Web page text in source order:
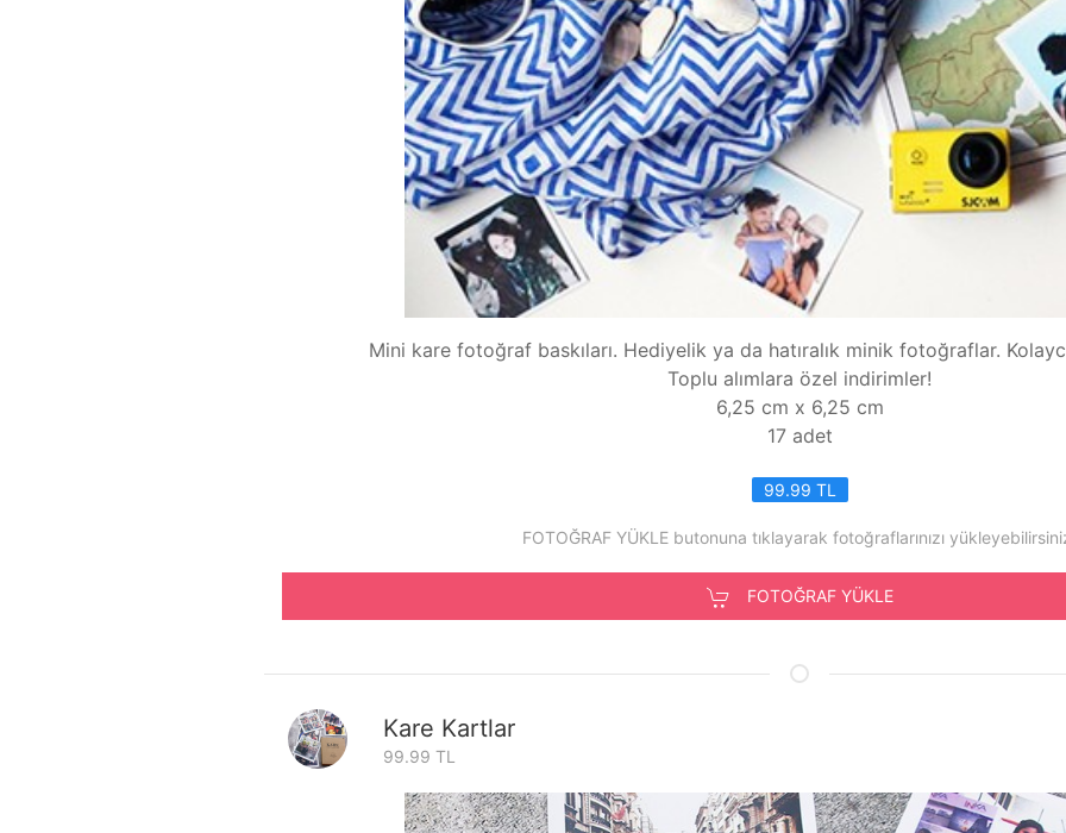
Mini kare fotoğraf baskıları. Hediyelik ya da hatıralık minik fotoğraflar.
Toplu alımlara özel indirimler!
6,25 cm x 6,25 cm
17 adet
99.99 TL
FOTOĞRAF YÜKLE butonuna tıklayarak fotoğraflarınızı
FOTOĞRAF YÜKLE
Kare Kartlar
99.99 TL